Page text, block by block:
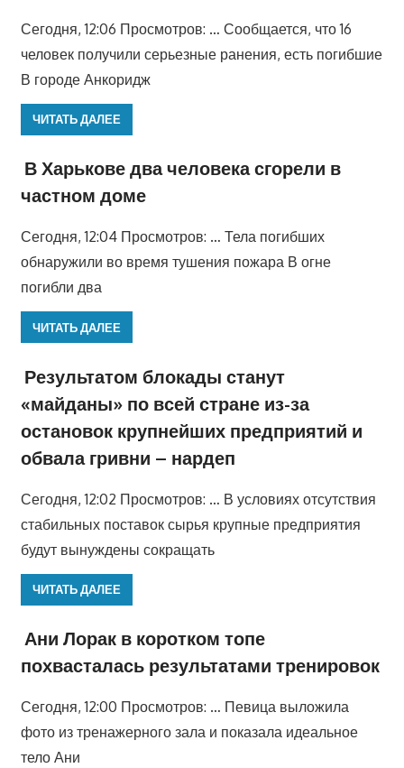
Сегодня, 12:06 Просмотров: … Сообщается, что 16
человек получили серьезные ранения, есть погибшие
В городе Анкоридж
ЧИТАТЬ ДАЛЕЕ
В Харькове два человека сгорели в
частном доме
Сегодня, 12:04 Просмотров: … Тела погибших
обнаружили во время тушения пожара В огне
погибли два
ЧИТАТЬ ДАЛЕЕ
Результатом блокады станут
«майданы» по всей стране из-за
остановок крупнейших предприятий и
обвала гривни – нардеп
Сегодня, 12:02 Просмотров: … В условиях отсутствия
стабильных поставок сырья крупные предприятия
будут вынуждены сокращать
ЧИТАТЬ ДАЛЕЕ
Ани Лорак в коротком топе
похвасталась результатами тренировок
Сегодня, 12:00 Просмотров: … Певица выложила
фото из тренажерного зала и показала идеальное
тело Ани